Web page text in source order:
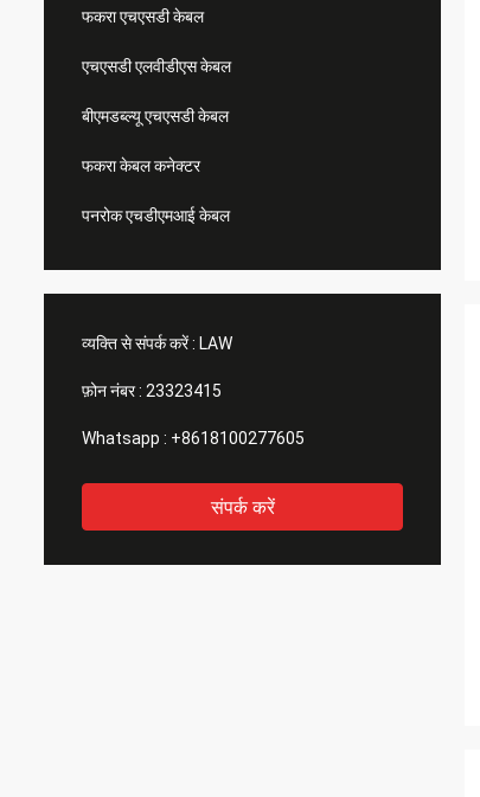
फकरा एचएसडी केबल
एचएसडी एलवीडीएस केबल
बीएमडब्ल्यू एचएसडी केबल
फकरा केबल कनेक्टर
पनरोक एचडीएमआई केबल
व्यक्ति से संपर्क करें : LAW
फ़ोन नंबर : 23323415
Whatsapp : +8618100277605
संपर्क करें